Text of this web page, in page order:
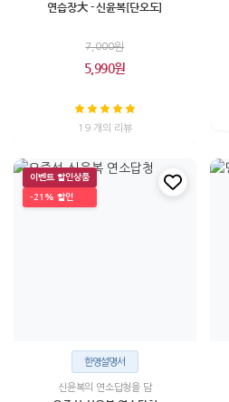
연습장大 - 신윤복[단오도]
7,000원
5,990원
19 개의 리뷰
이벤트 할인상품
-21% 할인
한영설명서
신윤복의 연소답청을 담